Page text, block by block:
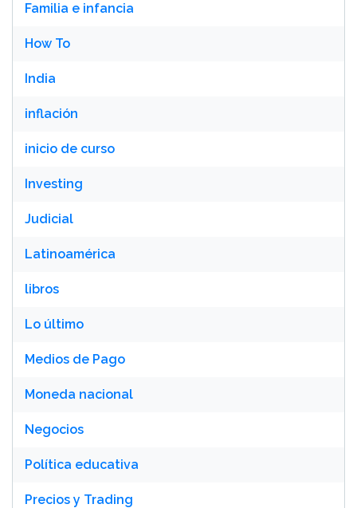
Familia e infancia
How To
India
inflación
inicio de curso
Investing
Judicial
Latinoamérica
libros
Lo último
Medios de Pago
Moneda nacional
Negocios
Política educativa
Precios y Trading